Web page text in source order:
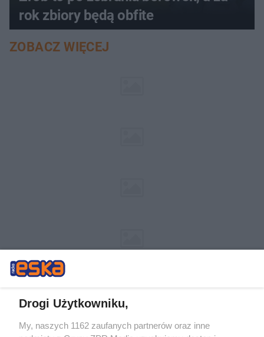
rok zbiory będą obfite
ZOBACZ WIĘCEJ
Drogi Użytkowniku,
My, naszych 1162 zaufanych partnerów oraz inne